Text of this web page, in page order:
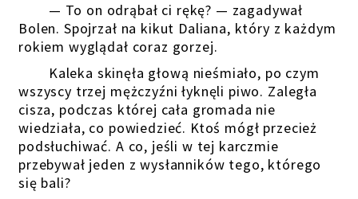
— To on odrąbał ci rękę? — zagadywał
Bolen. Spojrzał na kikut Daliana, który z każdym
rokiem wyglądał coraz gorzej.
Kaleka skinęła głową nieśmiało, po czym
wszyscy trzej mężczyźni łyknęli piwo. Zaległa
cisza, podczas której cała gromada nie
wiedziała, co powiedzieć. Ktoś mógł przecież
podsłuchiwać. A co, jeśli w tej karczmie
przebywał jeden z wysłanników tego, którego
się bali?